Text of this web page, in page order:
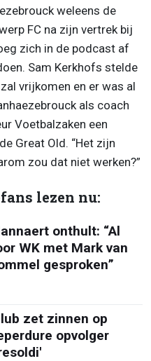
weleens de
FC na zijn vertrek bij
zich in de podcast af
Sam Kerkhofs stelde
vrijkomen en er was al
als coach
Voetbalzaken een
Great Old. “Het zijn
zou dat niet werken?”
lezen nu:
onthult: “Al
WK met Mark van
gesproken”
zet zinnen op
opvolger